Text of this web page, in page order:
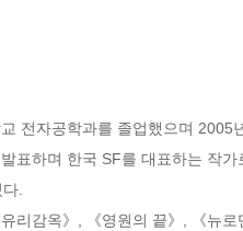
전자공학과를 졸업했으며
표하며 한국 SF를 대표하는 작
.
리감옥》, 《영원의 끝》, 《뉴